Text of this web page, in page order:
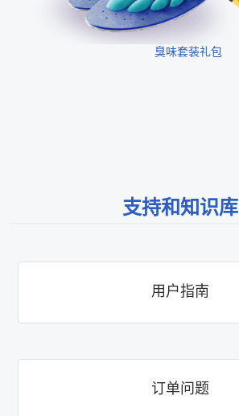
臭味套装礼包
支持和知识库
用户指南
订单问题